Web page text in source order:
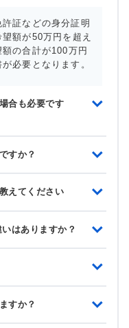
証などの身分証明
額が50万円を超え
の合計が100万円
必要となります。
合も必要です
すか？
えてください
はありますか？
すか？